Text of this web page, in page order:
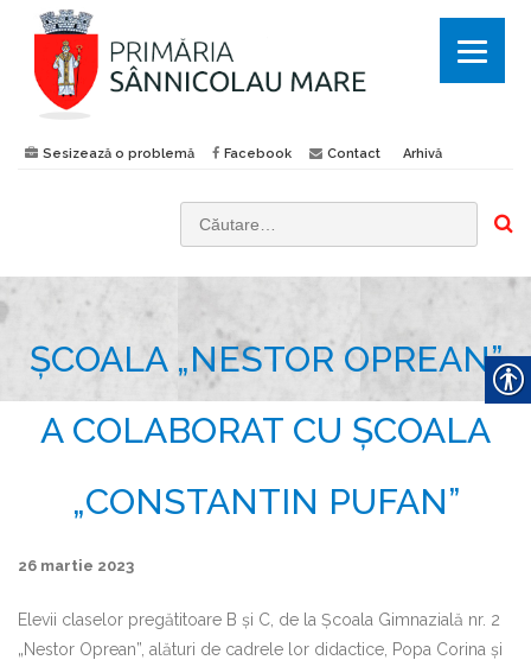
Sesizează o problemă Facebook Contact Arhivă
ȘCOALA „NESTOR OPREAN”
A COLABORAT CU ȘCOALA
„CONSTANTIN PUFAN”
26 martie 2023
Elevii claselor pregătitoare B și C, de la Școala Gimnazială nr. 2
„Nestor Oprean”, alături de cadrele lor didactice, Popa Corina și